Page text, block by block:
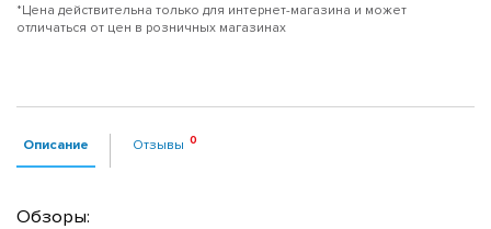
*Цена действительна только для интернет-магазина и может
отличаться от цен в розничных магазинах
Описание Отзывы
Обзоры: